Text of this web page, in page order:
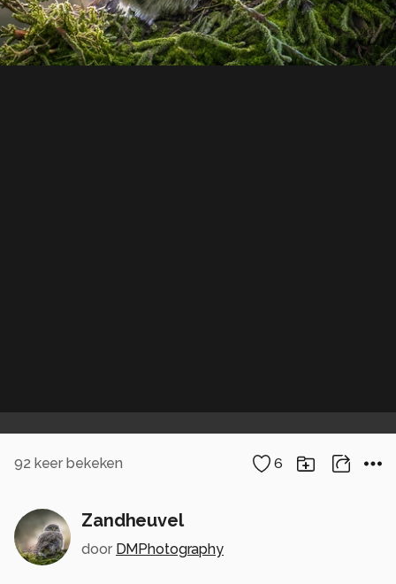
92 keer bekeken 6
Zandheuvel
door DMPhotography